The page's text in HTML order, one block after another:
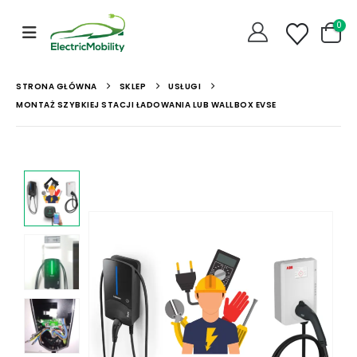
0
STRONA GŁÓWNA SKLEP
USŁUGI
MONTAŻ SZYBKIEJ STACJI ŁADOWANIA LUB WALLBOX EVSE